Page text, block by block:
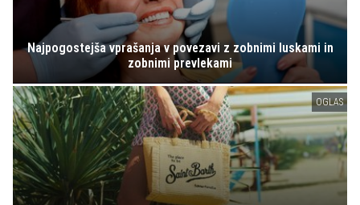
Najpogostejša vprašanja v povezavi z zobnimi luskami in
zobnimi prevlekami
OGLAS